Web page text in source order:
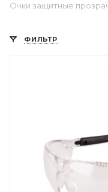
Очки защитные
ФИЛЬТР